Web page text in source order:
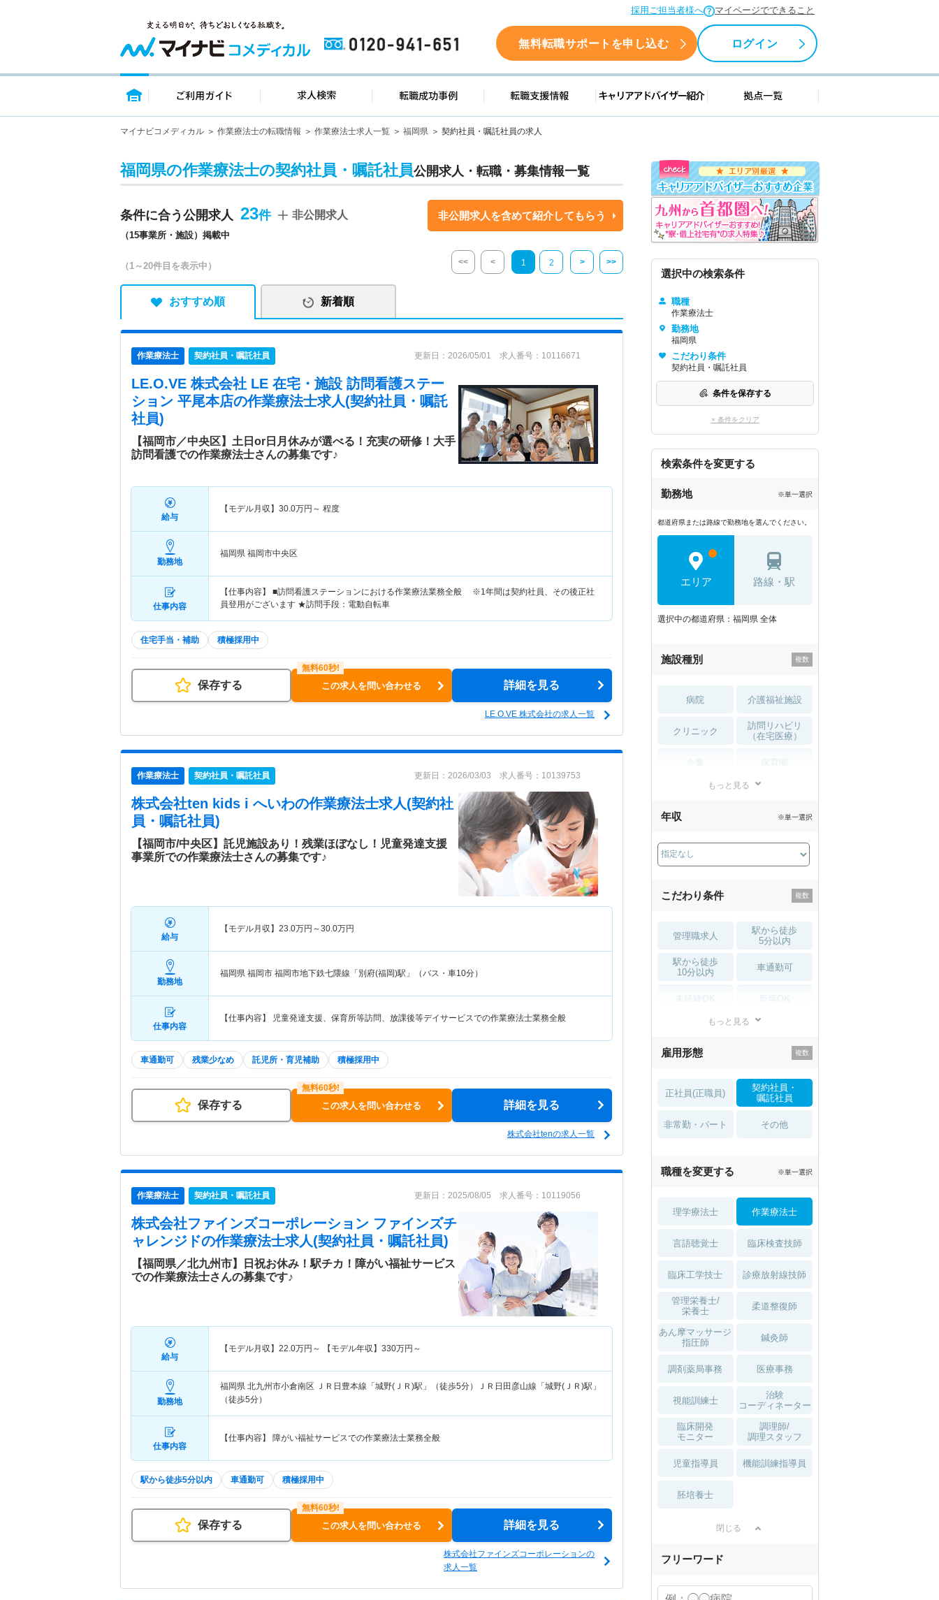
採用ご担当者様へ マイページでできること
0120-941-651 無料転職サポートを申し込む ログイン
トップページ ご利用ガイド 求人検索 転職成功事例 転職支援情報 キャリアアドバイザー紹介 拠点一覧
マイナビコメディカル 作業療法士の転職情報 作業療法士求人一覧 福岡県 契約社員・嘱託社員の求人
福岡県の作業療法士の契約社員・嘱託社員公開求人・転職・募集情報一覧
条件に合う公開求人 23
（15事業所・施設）掲載中
非公開求人 非公開求人を含めて紹介してもらう
（1～20件目を表示中） << < 1 2 > >>
おすすめ順 新着順
作業療法士 契約社員・嘱託社員 更新日：2026/05/01 求人番号：10116671
LE.O.VE 株式会社 LE 在宅・施設 訪問看護ステー
ション 平尾本店の作業療法士求人(契約社員・嘱託
社員)
【福岡市／中央区】土日or日月休みが選べる！充実の研修！大手
訪問看護での作業療法士さんの募集です♪
給与
【モデル月収】 30.0万円～ 程度
勤務地
福岡県 福岡市中央区
仕事内容
【仕事内容】 ■訪問看護ステーションにおける作業療法業務全般 ※1年間は契約社員、その後正社
員登用がございます ★訪問手段：電動自転車
住宅手当・補助 積極採用中
保存する この求人を問い合わせる 詳細を見る
LE.O.VE 株式会社の求人一覧
作業療法士 契約社員・嘱託社員 更新日：2026/03/03 求人番号：10139753
株式会社ten kids i へいわの作業療法士求人(契約社
員・嘱託社員)
【福岡市/中央区】託児施設あり！残業ほぼなし！児童発達支援
事業所での作業療法士さんの募集です♪
給与
【モデル月収】 23.0万円～30.0万円
勤務地
福岡県 福岡市 福岡市地下鉄七隈線「別府(福岡)駅」（バス・車10分）
仕事内容
【仕事内容】 児童発達支援、保育所等訪問、放課後等デイサービスでの作業療法士業務全般
車通勤可 残業少なめ 託児所・育児補助 積極採用中
保存する この求人を問い合わせる 詳細を見る
株式会社tenの求人一覧
作業療法士 契約社員・嘱託社員 更新日：2025/08/05 求人番号：10119056
株式会社ファインズコーポレーション ファインズチ
ャレンジドの作業療法士求人(契約社員・嘱託社員)
【福岡県／北九州市】日祝お休み！駅チカ！障がい福祉サービス
での作業療法士さんの募集です♪
給与
【モデル月収】 22.0万円～ 【モデル年収】 330万円～
勤務地
福岡県 北九州市小倉南区 ＪＲ日豊本線「城野(ＪＲ)駅」（徒歩5分）ＪＲ日田彦山線「城野(ＪＲ)駅」
（徒歩5分）
仕事内容
【仕事内容】 障がい福祉サービスでの作業療法士業務全般
駅から徒歩5分以内 車通勤可 積極採用中
保存する この求人を問い合わせる 詳細を見る
株式会社ファインズコーポレーションの
求人一覧
選択中の検索条件
職種
作業療法士
勤務地
福岡県
こだわり条件
契約社員・嘱託社員
条件を保存する
× 条件をクリア
検索条件を変更する
勤務地 ※単一選択
都道府県または路線で勤務地を選んでください。
エリア 路線・駅
選択中の都道府県：福岡県 全体
施設種別
病院 介護福祉施設
クリニック
訪問リハビリ
（在宅医療）
薬局・
もっと見る
年収 ※単一選択
こだわり条件
管理職求人
駅から徒歩
5分以内
駅から徒歩
10分以内
車通勤可
住宅手当・補助
土日祝休 無資格 OK
積極採用中 WEB面接OK
もっと見る
雇用形態
正社員(正職員)
契約社員・
嘱託社員
非常勤・パート その他
職種を変更する ※単一選択
理学療法士 作業療法士
言語聴覚士 臨床検査技師
臨床工学技士 診療放射線技師
管理栄養士/
栄養士
柔道整復師
あん摩マッサージ
指圧師
鍼灸師
調剤薬局事務 医療事務
視能訓練士
治験
コーディネーター
臨床開発
モニター
調理師/
調理スタッフ
児童指導員 機能訓練指導員
胚培養士
閉じる
フリーワード